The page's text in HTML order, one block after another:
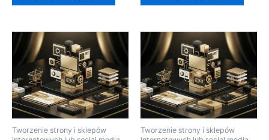
Tworzenie strony i sklepów
Tworzenie strony i sklepów